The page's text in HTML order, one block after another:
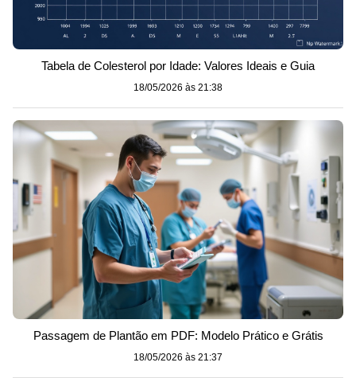
Tabela de Colesterol por Idade: Valores Ideais e Guia
18/05/2026 às 21:38
Passagem de Plantão em PDF: Modelo Prático e Grátis
18/05/2026 às 21:37